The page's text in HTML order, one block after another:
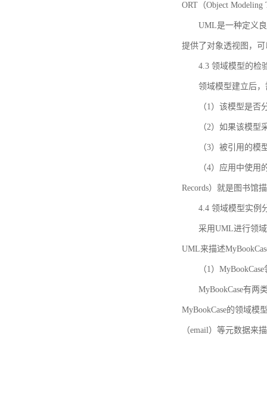
ORT（Object
UML是一种定义
提供了对象透视图，
4.3 领域模型的检
领域模型建立后
（1）该模型是
（2）如果该模
（3）被引用的模
（4）应用中使用
Records）就是图书馆
4.4 领域模型实例
采用UML进行领
UML来描述
（1）
MyBookCase有两
MyBookCase的领域模
（email）等元数据来